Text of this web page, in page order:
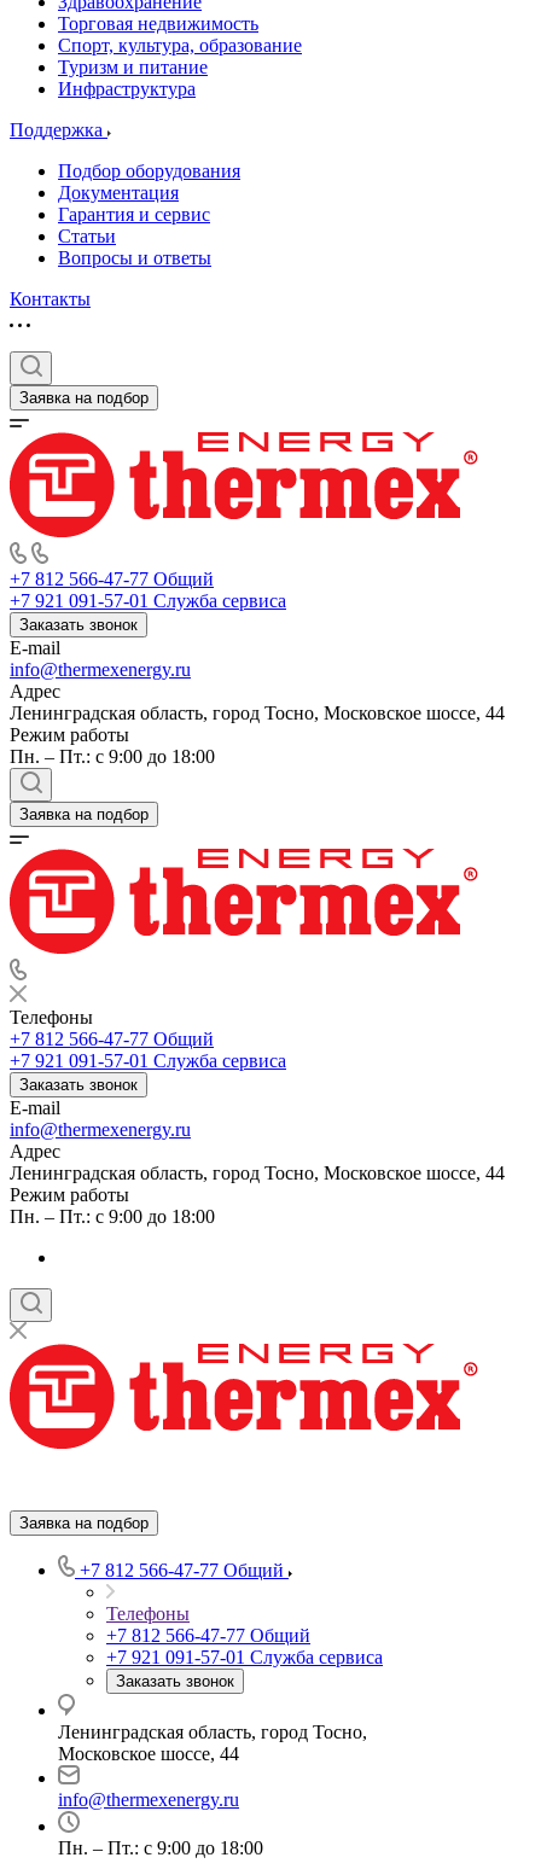
Торговая недвижимость
Спорт, культура, образование
Туризм и питание
Инфраструктура
Поддержка
Подбор оборудования
Документация
Гарантия и сервис
Статьи
Вопросы и ответы
Контакты
Заявка на подбор
+7 812 566-47-77 Общий
+7 921 091-57-01 Служба сервиса
Заказать звонок
E-mail
info@thermexenergy.ru
Адрес
Ленинградская область, город Тосно, Московское шоссе, 44
Режим работы
Пн. – Пт.: с 9:00 до 18:00
Заявка на подбор
Телефоны
+7 812 566-47-77 Общий
+7 921 091-57-01 Служба сервиса
Заказать звонок
E-mail
info@thermexenergy.ru
Адрес
Ленинградская область, город Тосно, Московское шоссе, 44
Режим работы
Пн. – Пт.: с 9:00 до 18:00
Заявка на подбор
+7 812 566-47-77 Общий
Телефоны
+7 812 566-47-77 Общий
+7 921 091-57-01 Служба сервиса
Заказать звонок
Ленинградская область, город Тосно,
Московское шоссе, 44
info@thermexenergy.ru
Пн. – Пт.: с 9:00 до 18:00